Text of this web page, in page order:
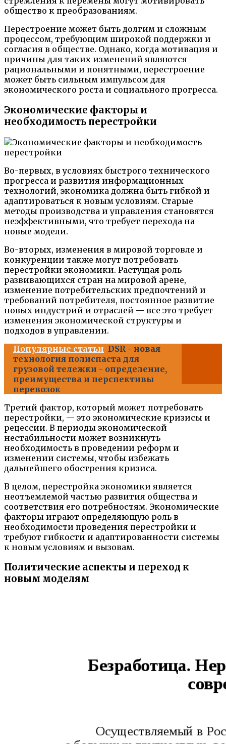
общество к преобразованиям.
Перестроение может быть долгим и сложным
процессом, требующим широкой поддержки и
согласия в обществе. Однако, когда мотивация и
причины для таких изменений являются
рациональными и понятными, перестроение
может быть сильным импульсом для
экономического роста и социального прогресса.
Экономические факторы и
необходимость перестройки
Во-первых, в условиях быстрого технического
прогресса и развития информационных
технологий, экономика должна быть гибкой и
адаптироваться к новым условиям. Старые
методы производства и управления становятся
неэффективными, что требует перехода на
новые модели.
Во-вторых, изменения в мировой торговле и
конкуренции также могут потребовать
перестройки экономики. Растущая роль
развивающихся стран на мировой арене,
изменение потребительских предпочтений и
требований потребителя, постоянное развитие
новых индустрий и отраслей — все это требует
изменения экономической структуры и
подходов в управлении.
Популярные статьи DSR - новая
технология полиспаста для
грузовой тележки - определение,
преимущества и перспективы
перевозок
Третий фактор, который может потребовать
перестройки, — это экономические кризисы и
рецессии. В периоды экономической
нестабильности может возникнуть
необходимость в проведении реформ и
изменении системы, чтобы избежать
дальнейшего обострения кризиса.
В целом, перестройка экономики является
неотъемлемой частью развития общества и
соответствия его потребностям. Экономические
факторы играют определяющую роль в
необходимости проведения перестройки и
требуют гибкости и адаптированности системы
к новым условиям и вызовам.
Политические аспекты и переход к
новым моделям